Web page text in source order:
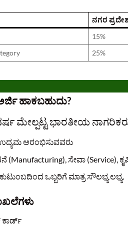
ನಗರ
15%
25%
ಹಾಕಬಹುದು?
ಮೇಲ್ಪಟ್ಟ ಭಾರತೀಯ
ಆರಂಭಿಸುವವರು
(Manufacturing), ಸೇವಾ (Service),
ಒಬ್ಬರಿಗೆ ಮಾತ್ರ ಸೌಲಭ್ಯ ಲಭ್ಯ.